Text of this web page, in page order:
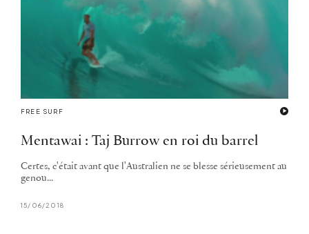
FREE SURF
Mentawai : Taj Burrow en roi du barrel
Certes, c'était avant que l'Australien ne se blesse sérieusement au
genou...
15/06/2018